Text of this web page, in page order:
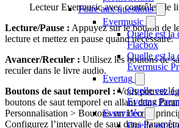
Foire aux questions
Evermusic
Quelle est la
Flacbox
Quelle est la
Evermusic
Evertag
Quelle est la
Evertag
Evervideo
Quelle est la
Lecteur Evermusic avec contrôles de
Lecture/Pause : Appuyez sur le bouton de
lecture et mettez en pause quand nécessaire.
Avancer/Reculer : Utilisez les boutons de
reculer dans le livre audio.
Boutons de saut temporel : Vous pouvez
boutons de saut temporel en allant dans
Personnalisation > Boutons sur l’écran
Configurez l’intervalle de saut dans